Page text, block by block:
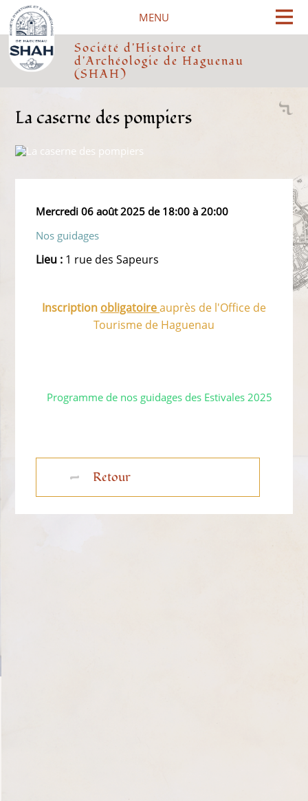
MENU
Société d'Histoire et
d'Archéologie de Haguenau
(SHAH)
La caserne des pompiers
Mercredi 06 août 2025 de 18:00 à 20:00
Nos guidages
Lieu : 1 rue des Sapeurs
Inscription obligatoireauprès de l'Office de
Tourisme de Haguenau
Programme de nos guidages des Estivales 2025
Retour
Cookies management panel